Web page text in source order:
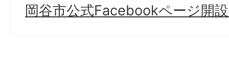
岡谷市公式Facebookページ開